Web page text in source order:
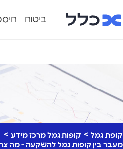
ביטוח
קופת גמל
קופות גמל מרכז מידע
מעבר בין קופות גמל להשקעה - מה